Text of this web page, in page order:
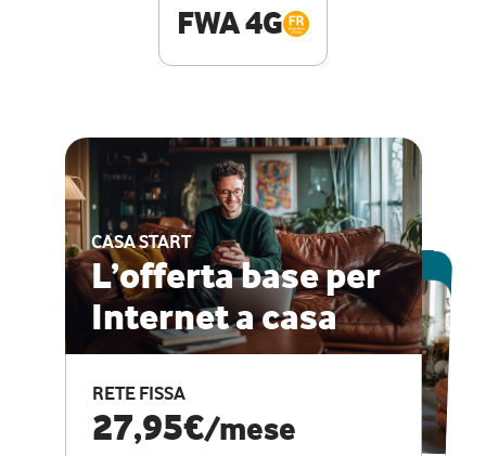
FWA 4G
CASA START
L’offerta base per
Internet a casa
RETE FISSA
27,95€/mese
ESCLUSIVA ONLINE
CASA PRO
Internet veloce e
vantaggi speciali